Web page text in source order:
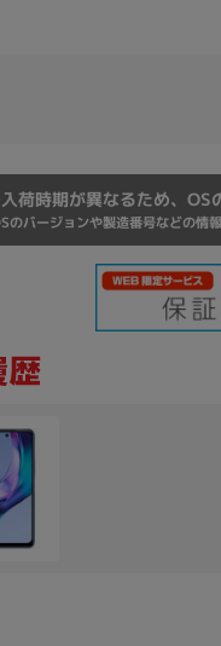
荷時期が異なるため、OS
のバージョンや製造番号などの情
その他
メ